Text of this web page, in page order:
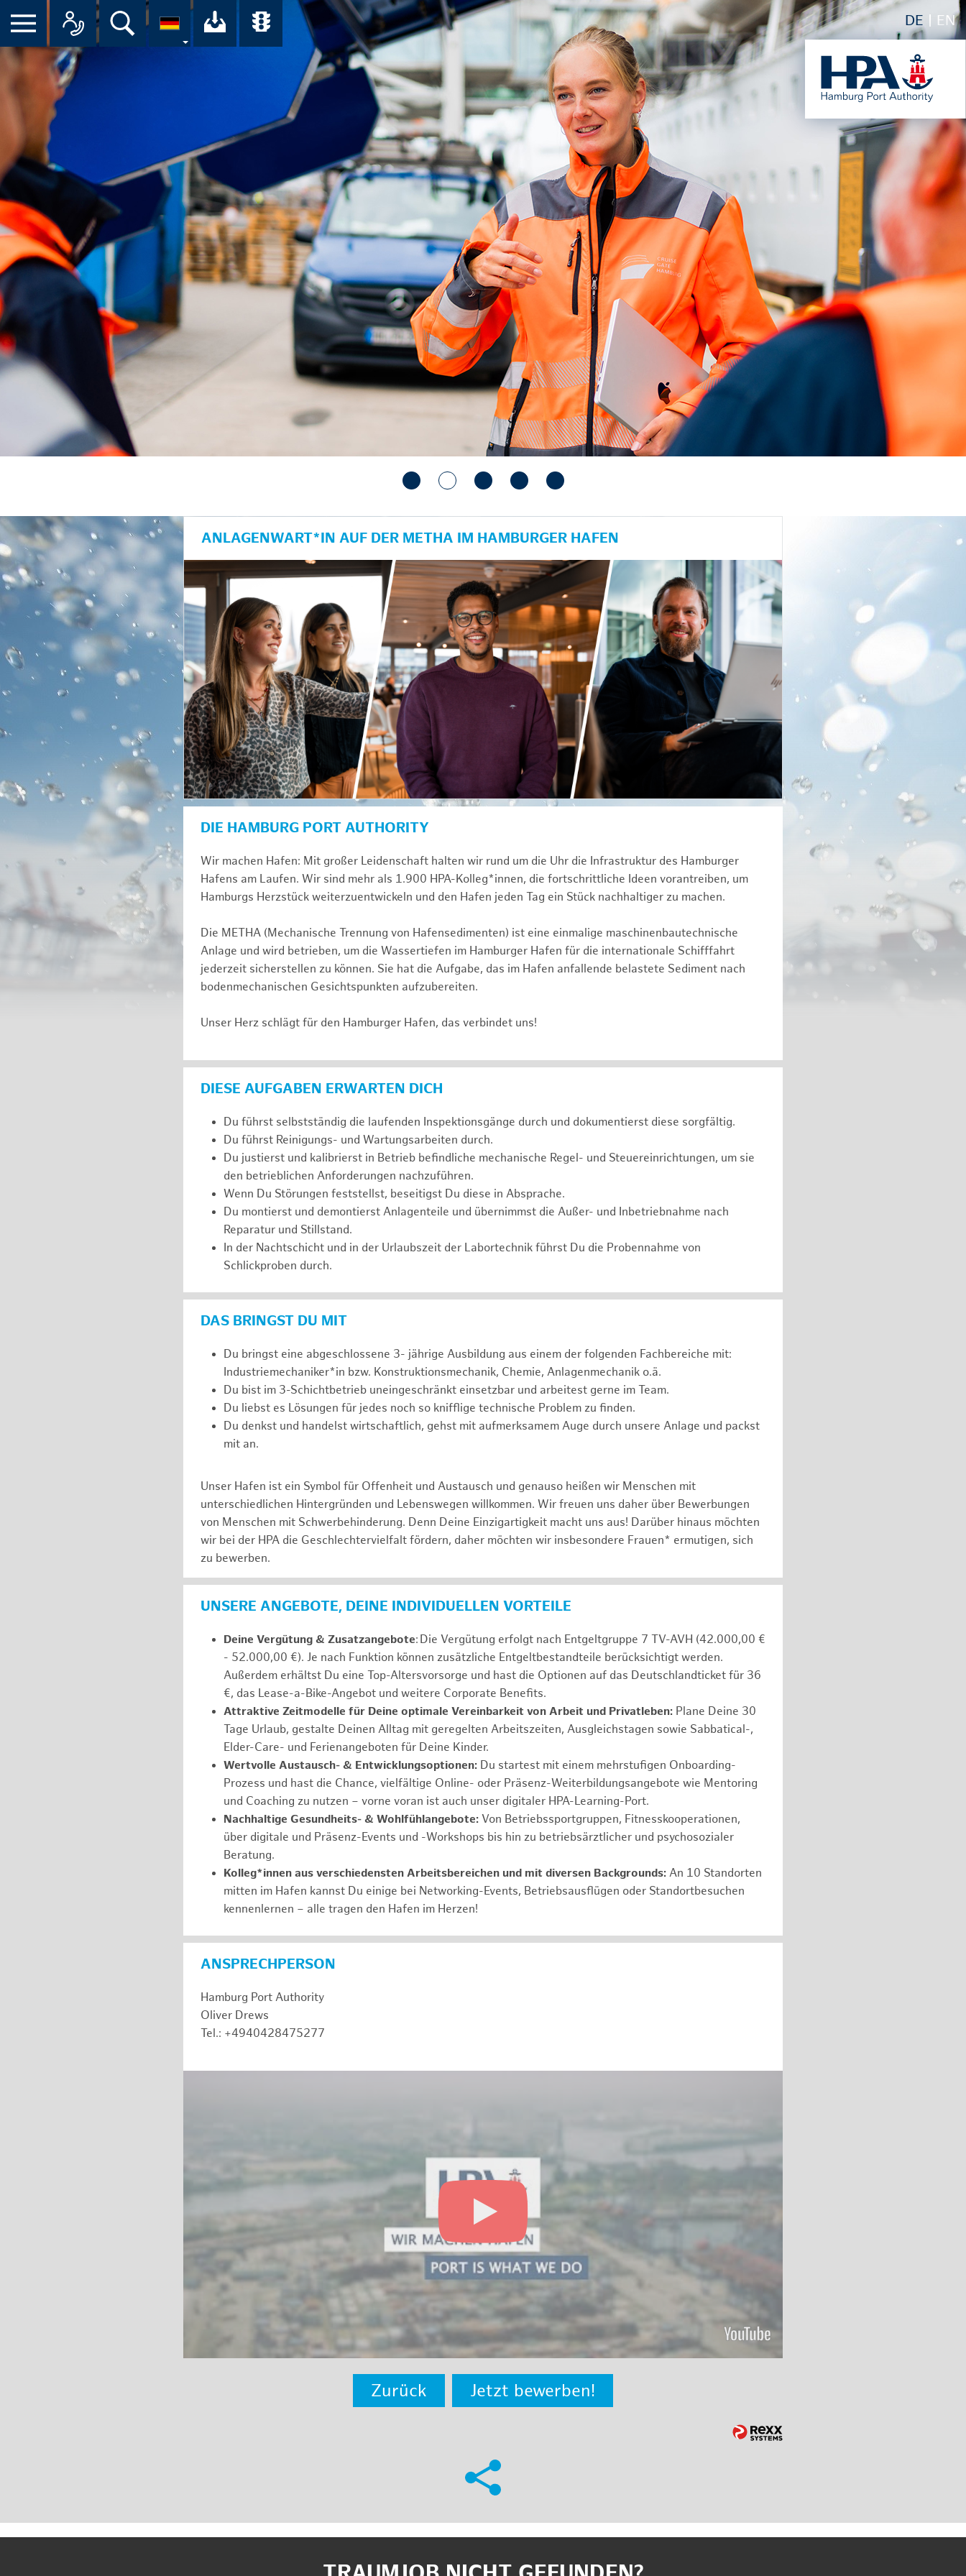
DE EN
Suche Ihr Download-Center der HPA
Übersicht aller Verkehrsmeldungen im Hafen am
ANLAGENWART*IN AUF DER METHA IM HAMBURGER HAFEN
DIE HAMBURG PORT AUTHORITY
Wir machen Hafen: Mit großer Leidenschaft halten wir rund um die Uhr die Infrastruktur des Hamburger
Hafens am Laufen. Wir sind mehr als 1.900 HPA-Kolleg*innen, die fortschrittliche Ideen vorantreiben, um
Hamburgs Herzstück weiterzuentwickeln und den Hafen jeden Tag ein Stück nachhaltiger zu machen.
Die METHA (Mechanische Trennung von Hafensedimenten) ist eine einmalige maschinenbautechnische
Anlage und wird betrieben, um die Wassertiefen im Hamburger Hafen für die internationale Schifffahrt
jederzeit sicherstellen zu können. Sie hat die Aufgabe, das im Hafen anfallende belastete Sediment nach
bodenmechanischen Gesichtspunkten aufzubereiten.
Unser Herz schlägt für den Hamburger Hafen, das verbindet uns!
DIESE AUFGABEN ERWARTEN DICH
Du führst selbstständig die laufenden Inspektionsgänge durch und dokumentierst diese sorgfältig.
Du führst Reinigungs- und Wartungsarbeiten durch.
Du justierst und kalibrierst in Betrieb befindliche mechanische Regel- und Steuereinrichtungen, um sie
den betrieblichen Anforderungen nachzuführen.
Wenn Du Störungen feststellst, beseitigst Du diese in Absprache.
Du montierst und demontierst Anlagenteile und übernimmst die Außer- und Inbetriebnahme nach
Reparatur und Stillstand.
In der Nachtschicht und in der Urlaubszeit der Labortechnik führst Du die Probennahme von
Schlickproben durch.
DAS BRINGST DU MIT
Du bringst eine abgeschlossene 3- jährige Ausbildung aus einem der folgenden Fachbereiche mit:
Industriemechaniker*in bzw. Konstruktionsmechanik, Chemie, Anlagenmechanik o.ä.
Du bist im 3-Schichtbetrieb uneingeschränkt einsetzbar und arbeitest gerne im Team.
Du liebst es Lösungen für jedes noch so knifflige technische Problem zu finden.
Du denkst und handelst wirtschaftlich, gehst mit aufmerksamem Auge durch unsere Anlage und packst
mit an.
Unser Hafen ist ein Symbol für Offenheit und Austausch und genauso heißen wir Menschen mit
unterschiedlichen Hintergründen und Lebenswegen willkommen. Wir freuen uns daher über Bewerbungen
von Menschen mit Schwerbehinderung. Denn Deine Einzigartigkeit macht uns aus! Darüber hinaus möchten
wir bei der HPA die Geschlechtervielfalt fördern, daher möchten wir insbesondere Frauen* ermutigen, sich
zu bewerben.
UNSERE ANGEBOTE, DEINE INDIVIDUELLEN VORTEILE
Deine Vergütung & Zusatzangebote: Die Vergütung erfolgt nach Entgeltgruppe 7 TV-AVH (42.000,00 €
- 52.000,00 €). Je nach Funktion können zusätzliche Entgeltbestandteile berücksichtigt werden.
Außerdem erhältst Du eine Top-Altersvorsorge und hast die Optionen auf das Deutschlandticket für 36
€, das Lease-a-Bike-Angebot und weitere Corporate Benefits.
Attraktive Zeitmodelle für Deine optimale Vereinbarkeit von Arbeit und Privatleben: Plane Deine 30
Tage Urlaub, gestalte Deinen Alltag mit geregelten Arbeitszeiten, Ausgleichstagen sowie Sabbatical-,
Elder-Care- und Ferienangeboten für Deine Kinder.
Wertvolle Austausch- & Entwicklungsoptionen: Du startest mit einem mehrstufigen Onboarding-
Prozess und hast die Chance, vielfältige Online- oder Präsenz-Weiterbildungsangebote wie Mentoring
und Coaching zu nutzen – vorne voran ist auch unser digitaler HPA-Learning-Port.
Nachhaltige Gesundheits- & Wohlfühlangebote: Von Betriebssportgruppen, Fitnesskooperationen,
über digitale und Präsenz-Events und -Workshops bis hin zu betriebsärztlicher und psychosozialer
Beratung.
Kolleg*innen aus verschiedensten Arbeitsbereichen und mit diversen Backgrounds: An 10 Standorten
mitten im Hafen kannst Du einige bei Networking-Events, Betriebsausflügen oder Standortbesuchen
kennenlernen – alle tragen den Hafen im Herzen!
ANSPRECHPERSON
Hamburg Port Authority
Oliver Drews
Tel.: +4940428475277
Zurück Jetzt bewerben!